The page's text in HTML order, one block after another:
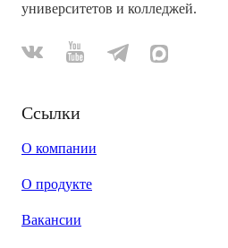
университетов и колледжей.
Ссылки
О компании
О продукте
Вакансии